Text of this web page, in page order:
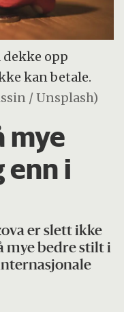
dekke opp
kan betale.
/ Unsplash)
mye
enn i
er slett ikke
mye bedre stilt i